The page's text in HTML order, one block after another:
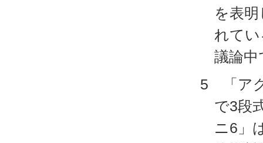
を表
れて
議論
5 「ア
で3段
ニ6」